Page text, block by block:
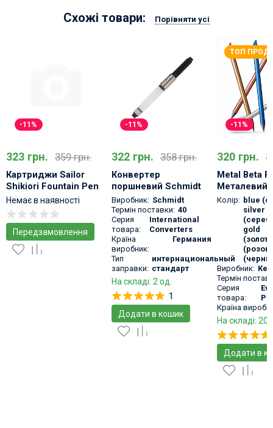
Схожі товари: Порівняти усі
-11%
323 грн. 359 грн.
Картриджи Sailor
Shikiori Fountain Pen
Cartridge Ink
Немає в наявності
Передзамовлення
-11%
322 грн. 358 грн.
Конвертер
поршневий Schmidt
K5 міжнародний
Виробник: Schmidt
Термін поставки: 40
Серия
товара:
International
Converters
Країна
виробник:
Германия
Тип
заправки:
интернациональный
стандарт
На складі: 2 од.
1
Додати в кошик
ТОП
-11%
320 грн.
Metal Beta
Металевий
олівець
Колір: blue
silver
gold
Виробник:
Термін
Серия
товара:
Країна
На складі: 20
Додати в